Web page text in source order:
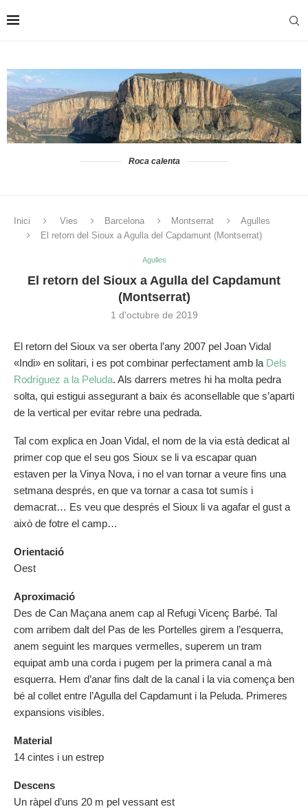
Roca calenta
Inici Vies Barcelona Montserrat
Agulles
El retorn del Sioux a Agulla del Capdamunt (Montserrat)
Agulles
El retorn del Sioux a Agulla del Capdamunt
(Montserrat)
1 d'octubre de 2019
El retorn del Sioux va ser oberta l’any 2007 pel Joan Vidal
«Indi» en solitari, i es pot combinar perfectament amb la Dels
Rodríguez a la Peluda. Als darrers metres hi ha molta pedra
solta, qui estigui assegurant a baix és aconsellable que s’aparti
de la vertical per evitar rebre una pedrada.
Tal com explica en Joan Vidal, el nom de la via està dedicat al
primer cop que el seu gos Sioux se li va escapar quan
estaven per la Vinya Nova, i no el van tornar a veure fins una
setmana després, en que va tornar a casa tot sumís i
demacrat… Es veu que després el Sioux li va agafar el gust a
això de fotre el camp…
Orientació
Oest
Aproximació
Des de Can Maçana anem cap al Refugi Vicenç Barbé. Tal
com arribem dalt del Pas de les Portelles girem a l’esquerra,
anem seguint les marques vermelles, superem un tram
equipat amb una corda i pugem per la primera canal a mà
esquerra. Hem d’anar fins dalt de la canal i la via comença ben
bé al collet entre l’Agulla del Capdamunt i la Peluda. Primeres
expansions visibles.
Material
14 cintes i un estrep
Descens
Un ràpel d’uns 20 m pel vessant est